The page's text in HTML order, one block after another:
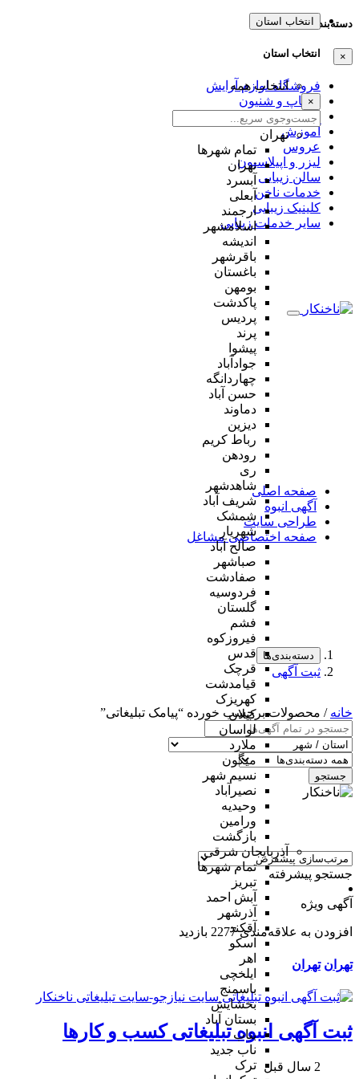
دسته‌بندی‌ها
×
فروشگاه لوازم آرایش
میکاپ و شنیون
مژه و ابرو
آموزش
عروس
لیزر و اپیلاسیون
سالن زیبایی
خدمات ناخن
کلینیک زیبایی
سایر خدمات زیبایی
انتخاب استان
انتخاب استان
انتخاب همه
×
تهران
تمام شهر‌ها
تهران
آبسرد
آبعلی
ارجمند
اسلامشهر
اندیشه
باقرشهر
باغستان
بومهن
پاکدشت
پردیس
پرند
پیشوا
جوادآباد
چهاردانگه
حسن آباد
دماوند
دیزین
رباط کریم
رودهن
ری
شاهدشهر
شریف آباد
شمشک
شهریار
صالح آباد
صباشهر
صفادشت
فردوسیه
گلستان
فشم
فیروزکوه
قدس
قرچک
قیامدشت
کهریزک
کیلان
لواسان
ملارد
میگون
نسیم شهر
نصیرآباد
وحیدیه
ورامین
بازگشت
آذربایجان شرقی
تمام شهر‌ها
تبریز
آبش احمد
آذرشهر
آقکند
اسکو
اهر
ایلخچی
باسمنج
بخشایش
بستان آباد
بناب
ناب جدید
ترک
صفحه اصلی
آگهی انبوه
طراحی سایت
صفحه اختصاصی مشاغل
دسته‌بندی‌ها
ثبت آگهی
خانه / محصولات برچسب خورده “پیامک تبلیغاتی”
جستجو
جستجو پیشرفته
آگهی ویژه
افزودن به علاقه‌مندی 2277 بازدید
تهران تهران
ثبت آگهی انبوه تبلیغاتی کسب و کارها
2 سال قبل